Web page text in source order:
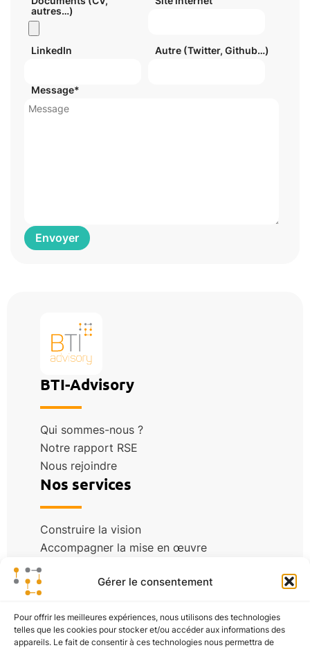
Gérer le consentement
Pour offrir les meilleures expériences, nous utilisons des technologies
telles que les cookies pour stocker et/ou accéder aux informations des
appareils. Le fait de consentir à ces technologies nous permettra de
autres…)
LinkedIn Autre (Twitter, Github…)
Message*
BTI-Advisory
Qui sommes-nous ?
Notre rapport RSE
Nous rejoindre
Nos services
Construire la vision
Accompagner la mise en œuvre
Nos centres d’excellence
Blog
Études de cas
Actualité